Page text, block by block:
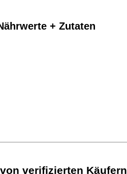
+ Zutaten
verifizierten Käufern